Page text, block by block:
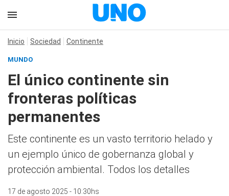
Inicio Sociedad Continente
MUNDO
El único continente sin
fronteras políticas
permanentes
Este continente es un vasto territorio helado y
un ejemplo único de gobernanza global y
protección ambiental. Todos los detalles
17 de agosto 2025 - 10:30hs